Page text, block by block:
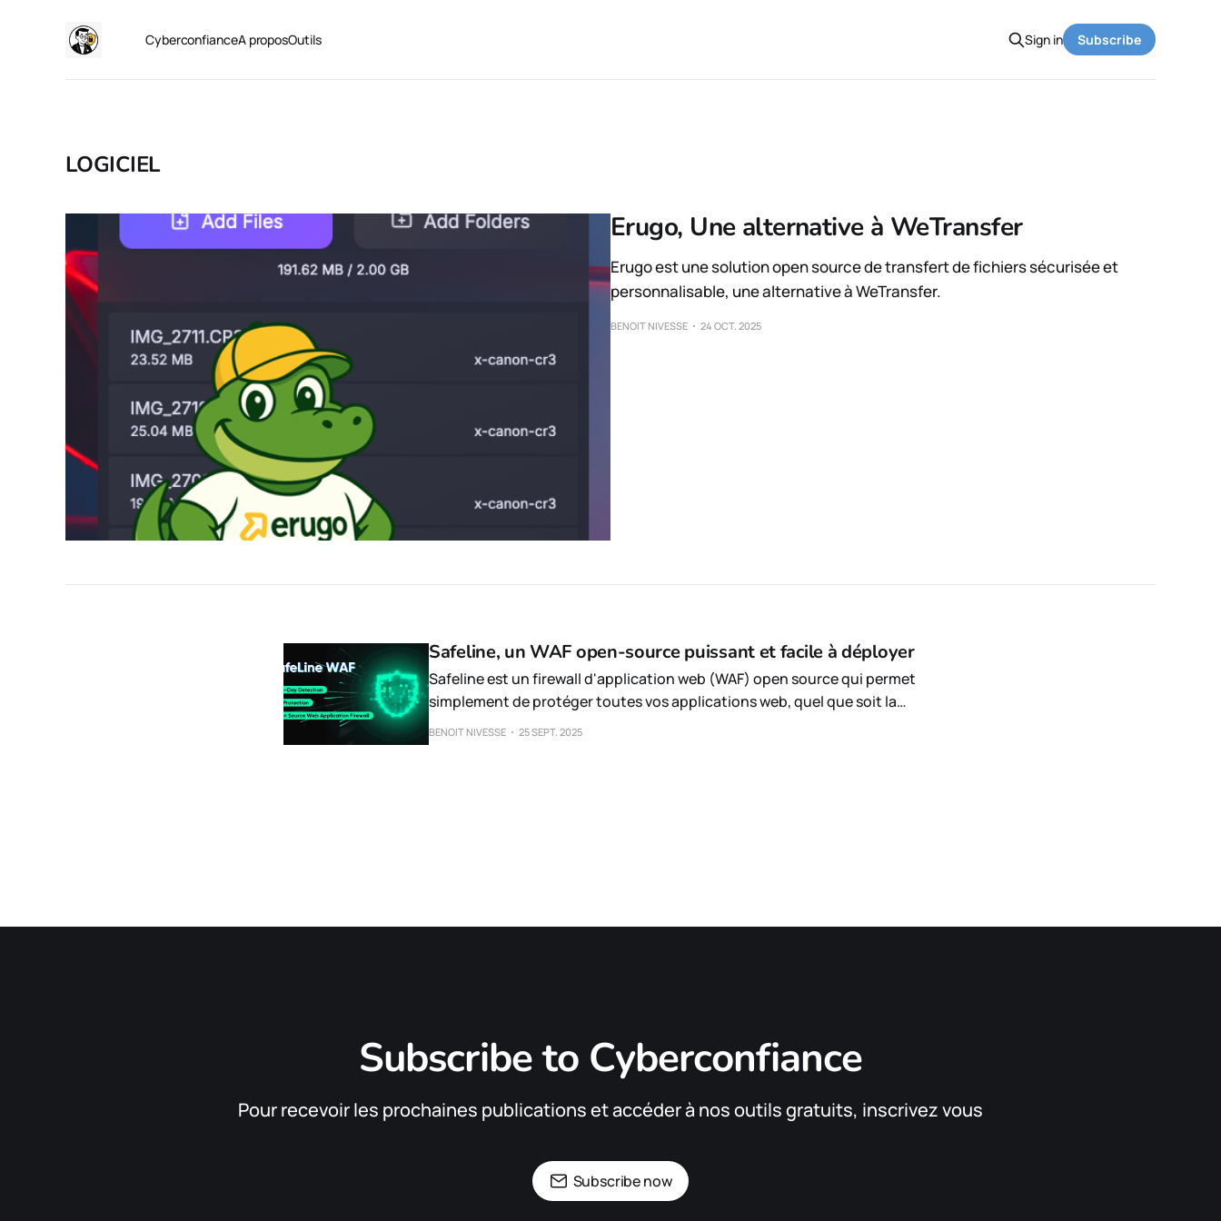
CyberconfianceA proposOutils Sign in Subscribe
LOGICIEL
Erugo, Une alternative à WeTransfer
Erugo est une solution open source de transfert de fichiers sécurisée et
personnalisable, une alternative à WeTransfer.
BENOIT NIVESSE 24 OCT. 2025
Safeline, un WAF open-source puissant et facile à déployer
Safeline est un firewall d'application web (WAF) open source qui permet
simplement de protéger toutes vos applications web, quel que soit la
technologie utilisée.
BENOIT NIVESSE 25 SEPT. 2025
Subscribe to Cyberconfiance
Pour recevoir les prochaines publications et accéder à nos outils gratuits, inscrivez vous
Subscribe now